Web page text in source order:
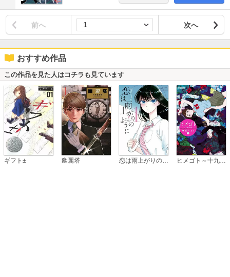
前へ 次へ
おすすめ作品
この作品を見た人はコチラも見ています
ギフト± 幽麗塔 恋は雨上がりのように ヒメゴト～十九歳の制服～